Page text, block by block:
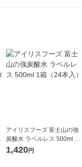
アイリスフーズ 富士山の強
炭酸水 ラベルレス 500ml 1
箱（24本入）
1,420円